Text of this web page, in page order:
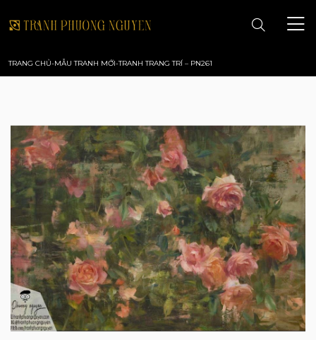
GIỚI THIỆU
TRANH PHONG CẢNH
TRANH PHONG THỦY
TRANH HOA
TRANH SƠN DẦU
BLOG
TRANG CHỦ-MẪU TRANH MỚI-TRANH TRANG TRÍ – PN261